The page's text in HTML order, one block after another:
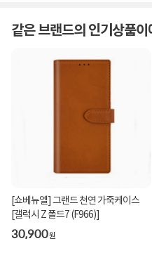
같은 브랜드의 인기상품이
[쇼베뉴엘] 그랜드 천연 가죽케이스
[갤럭시 Z 폴드7 (F966)]
30,900원